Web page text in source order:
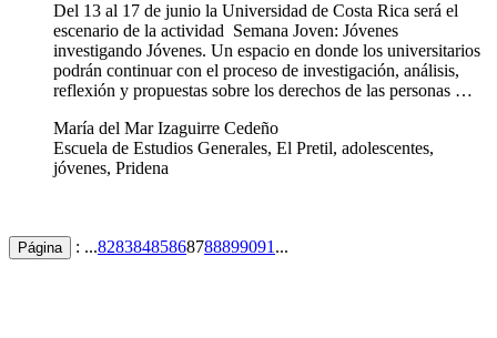
Del 13 al 17 de junio la Universidad de Costa Rica será el
escenario de la actividad Semana Joven: Jóvenes
investigando Jóvenes. Un espacio en donde los universitarios
podrán continuar con el proceso de investigación, análisis,
reflexión y propuestas sobre los derechos de las personas …
María del Mar Izaguirre Cedeño
Escuela de Estudios Generales, El Pretil, adolescentes,
jóvenes, Pridena
Página : ...82838485868788899091 ...